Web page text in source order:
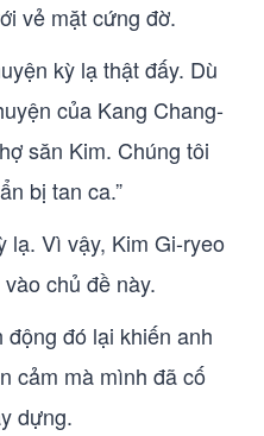
vẻ mặt cứng đờ.
kỳ lạ thật đấy. Dù
của Kang Chang-
săn Kim. Chúng tôi
bị tan ca.”
lạ. Vì vậy, Kim Gi-ryeo
chủ đề này.
đó lại khiến anh
cảm mà mình đã cố
dựng.